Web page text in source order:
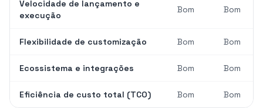
Velocidade de lançamento e
execução
Bom Bom
Flexibilidade de customização Bom Bom
Ecossistema e integrações Bom Bom
Eficiência de custo total (TCO) Bom Bom